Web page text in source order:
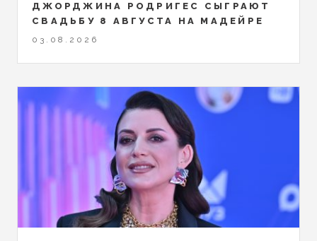
ДЖОРДЖИНА РОДРИГЕС СЫГРАЮТ
СВАДЬБУ 8 АВГУСТА НА МАДЕЙРЕ
03.08.2026